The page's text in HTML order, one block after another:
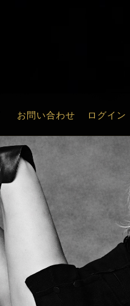
お問い合わせ ログイン